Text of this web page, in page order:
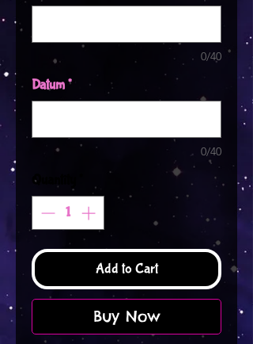
0/40
Datum*
0/40
Quantity
Add to Cart
Buy Now